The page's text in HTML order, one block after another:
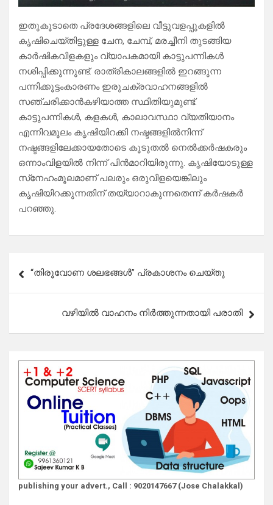
ഇതുകൂടാതെ പ്രദേശങ്ങളിലെ വീട്ടുവളപ്പുകളിൽ
കൃഷിചെയ്തിട്ടുള്ള ചേന, ചേമ്പ്, മരച്ചീനി തുടങ്ങിയ
കാർഷികവിളകളും വ്യാപകമായി കാട്ടുപന്നികൾ
നശിപ്പിക്കുന്നുണ്ട്. രാത്രികാലങ്ങളിൽ ഇറങ്ങുന്ന
പന്നിക്കൂട്ടംകാരണം ഇരുചക്രവാഹനങ്ങളിൽ
സഞ്ചരിക്കാൻകഴിയാത്ത സ്ഥിതിയുമുണ്ട്.
കാട്ടുപന്നികൾ, കളകൾ, കാലാവസ്ഥാ വ്യതിയാനം
എന്നിവമൂലം കൃഷിയിറക്കി നഷ്ടങ്ങളിൽനിന്ന്
നഷ്ടങ്ങളിലേക്കായതോടെ കൂടുതൽ നെൽക്കർഷകരും
ഒന്നാംവിളയിൽ നിന്ന് പിൻമാറിയിരുന്നു. കൃഷിയോടുള്ള
സ്‌നേഹംമൂലമാണ് പലരും ഒരുവിളയെങ്കിലും
കൃഷിയിറക്കുന്നതിന് തയ്യാറാകുന്നതെന്ന് കർഷകർ
പറഞ്ഞു.
navigation
“തിരൂവോണ ശലഭങ്ങൾ” പ്രകാശനം ചെയ്തു
വഴിയിൽ വാഹനം നിർത്തുന്നതായി പരാതി
publishing your advert., Call : 9020147667 (Jose Chalakkal)